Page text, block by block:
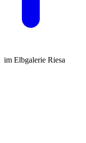
im Elbgalerie Riesa